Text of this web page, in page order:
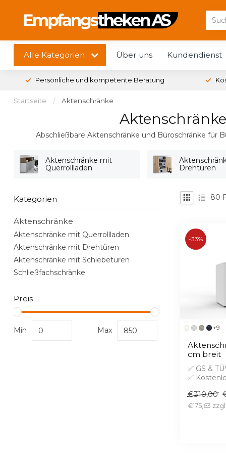
Alle Kategorien Über uns Kundendienst
Persönliche und kompetente Beratung
Startseite / Aktenschränke
Abschließbare Aktenschränke und Büroschränke für
Aktenschränke mit
Querrollladen
Drehtüren
Kategorien
Aktenschränke
Aktenschränke mit Querrollladen
Aktenschränke mit Drehtüren
Aktenschränke mit Schiebetüren
Schließfachschränke
Preis
Min Max
80
+9
-33%
cm breit
✅ GS &
✅
Aufprei...
€310,00
€175,63